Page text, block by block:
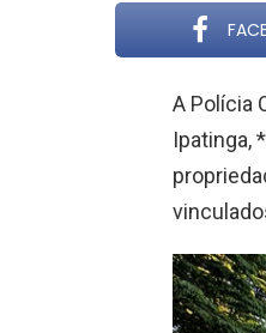
A Polícia
Ipatinga,